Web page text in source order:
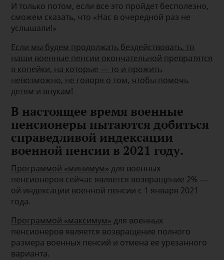
И только потом, если все это пройдет бесполезно,
сможем сказать, что «Нас в очередной раз не
услышали!»
Если мы будем продолжать бездействовать, то
наши военные пенсии окончательной превратятся
в копейки, на которые — то и прожить
невозможно, не говоря о том, чтобы помочь
детям и внукам!
В настоящее время военные
пенсионеры пытаются добиться
справедливой индексации
военной пенсии в 2021 году.
Программой «минимум» для военных
пенсионеров сейчас является возвращение 2% —
ой индексации военной пенсии с 1 января 2021
года.
Программой «максимум» для военных
пенсионеров является возвращение полного
размера военных пенсий и отмена ее урезанного
варианта.